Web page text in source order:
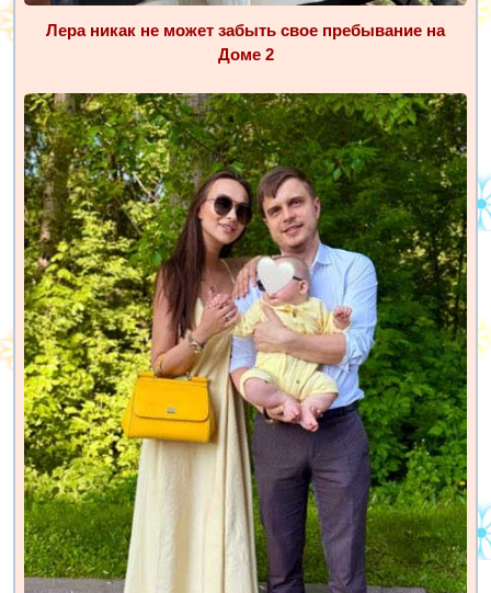
Лера никак не может забыть свое пребывание на
Доме 2